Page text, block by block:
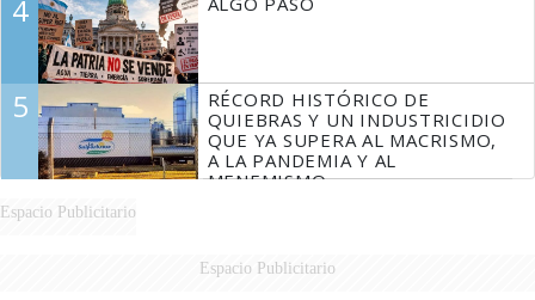
4
5
RÉCORD HISTÓRICO DE
QUIEBRAS Y UN INDUSTRICIDIO
QUE YA SUPERA AL MACRISMO,
A LA PANDEMIA Y AL
MENEMISMO
Espacio Publicitario
Espacio Publicitario